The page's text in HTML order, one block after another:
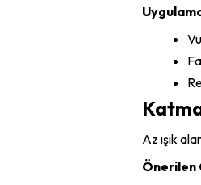
Az ışık
Önerilen